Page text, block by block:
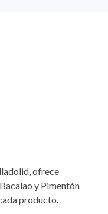
ofrece
y Pimentón
producto.